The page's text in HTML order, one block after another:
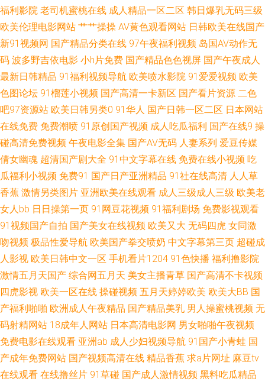
美女网在线观看 欧美性爱影音先锋影院 91在线观看网址 尤物网址在线观看
超碰日韩 亚州av不卡在线播放 免费成人 日韩第32页 亚洲丝袜无毛在线 91草
碰 超碰97人人干人人操 新不卡Av在线观看 美女网站 先锋资源av站 91丝瓜
浮力草草 91资源福利在线 超碰成人97 91探花视频网址 91一桃色 成人六月
精品视频下载 国产精品精 国内探花网址视 狼人草伊人 久久香蕉电影 AV海角
女人操逼网 91视频在线导航 九一在线传媒 亚洲不卡的AV在线 www久久青草
久久网页 午夜福利久久 91视频免费网址 亚洲精品无码二区三区 91九色国产
爆乳 麻豆国产免费福利 91豆花视频18网站 国产精品一区久久 色咪久久 91
海角视频网站 日韩无码不卡网 91九色蝌蚪国产 久久伊人热 五月天伊人影院
91和78无掩体视频黑丝 国内精品久久懂色 无码92 95视频福利导航 美女九
一视频 一本道成人AV 92国产免费 日韩无码不卡性爱电影 国产欧美探花日韩
福利影院 老司机蜜桃在线 成人精品一区二区 韩日爆乳无码三级
欧美伦理电影网站 艹艹操操 AV黄色观看网站 日韩欧美在线国产
新91视频网 国产精品分类在线 97午夜福利视频 岛国AV动作无
码 波多野吉依电影 小h片免费 国产精品色色视屏 国产午夜成人
最新日韩精品 91福利视频导航 欧美喷水影院 91爱爱视频 欧美
色图论坛 91榴莲小视频 国产高清一卡新区 国产看片资源 二色
吧97资源站 欧美日韩另类0 91华人 国产日韩一区二区 日本网站
在线免费 免费潮喷 91原创国产视频 成人吃瓜福利 国产在线9 操
碰高清免费视频 午夜电影全集 国产AV无码 人妻系列 爱豆传媒
倩女幽魂 超清国产剧大全 91中文字幕在线 免费在线小视频 吃
瓜福利小视频 免费91 国产日产亚洲精品 91社在线高清 人人草
香蕉 激情另类图片 亚洲欧美在线观看 成人三级成人三级 欧美老
女人bb 日日操第一页 91网豆花视频 91福利剧场 免费影视观看
91视频国产自拍 国产美女在线视频 欧美又大 无码四虎 女同激
吻视频 极品性爱导航 欧美国产拳交喷奶 中文字幕第三页 超碰成
人影视 欧美日韩中文一区 手机看片1204 91色快播 福利撸影院
激情五月天国产 综合网五月天 美女主播青草 国产高清不卡视频
四虎影视 欧美一区在线 操碰视频 五月天婷婷欧美 欧美大BB 国
产福利啪啪 欧洲成人午夜精品 国产精品美乳 男人操蜜桃视频 无
码射精网站 18成年人网站 日本高清电影网 男女啪啪午夜视频
免费电影在线观看 亚洲ab 成人少妇视频导航 91国产小青蛙 国
产成年免费网站 国产视频高清在线 精品香蕉 求a片网址 麻豆tv
在线观看 在线撸丝片 91草碰 国产成人激情视频 黑料吃瓜精品